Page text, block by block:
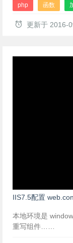
php 函数
更新于 2016-
IIS7.5配置
本地环境是
重写组件……